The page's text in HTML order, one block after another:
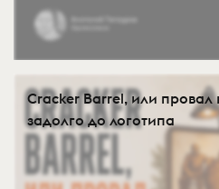
Cracker Barrel, или провал
задолго до логотипа